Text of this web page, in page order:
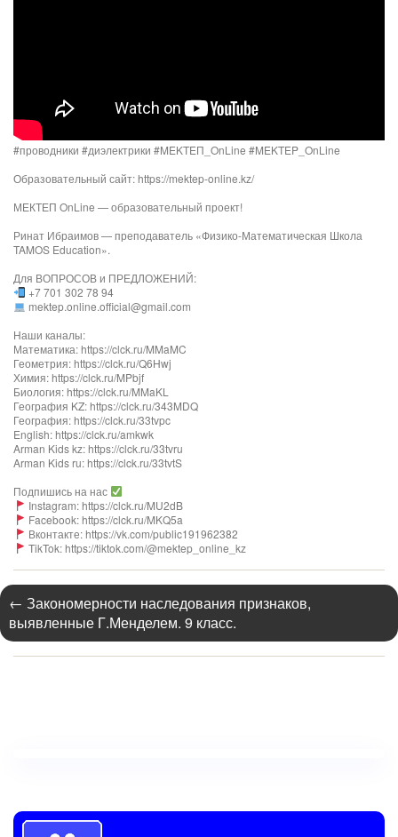
#проводники #диэлектрики #MEKTEП_OnLine #MEKTEP_OnLine
Образовательный сайт: https://mektep-online.kz/
МЕКТЕП OnLine — образовательный проект!
Ринат Ибраимов — преподаватель «Физико-Математическая Школа
TAMOS Education».
Для ВОПРОСОВ и ПРЕДЛОЖЕНИЙ:
+7 701 302 78 94
mektep.online.official@gmail.com
Наши каналы:
Математика: https://clck.ru/MMaMC
Геометрия: https://clck.ru/Q6Hwj
Химия: https://clck.ru/MPbjf​
Биология: https://clck.ru/MMaKL​​​​​​
География KZ: https://clck.ru/343MDQ
География: https://clck.ru/33tvpc
English: https://clck.ru/amkwk
Arman Kids kz: https://clck.ru/33tvru
Arman Kids ru: https://clck.ru/33tvtS
Подпишись на нас
Instagram: https://clck.ru/MU2dB
Facebook: https://clck.ru/MKQ5a
Вконтакте: https://vk.com/public191962382
TikTok: https://tiktok.com/@mektep_online_kz
← Закономерности наследования признаков,
выявленные Г.Менделем. 9 класс.